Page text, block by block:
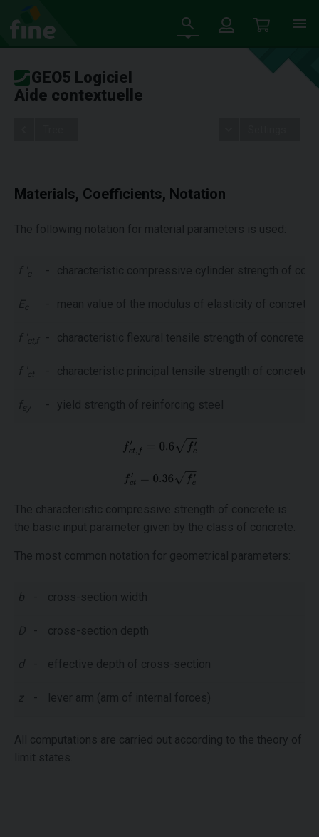
GEO5 Logiciel
Aide contextuelle
Materials, Coefficients, Notation
The following notation for material parameters is used:
f ' - characteristic compressive cylinder strength of
E - mean value of the modulus of elasticity of concrete
f ' ct,f - characteristic flexural tensile strength of concrete
f ' ct - characteristic principal tensile strength of concrete
fsy - yield strength of reinforcing steel
The characteristic compressive strength of concrete is
the basic input parameter given by the class of concrete.
The most common notation for geometrical parameters:
b - cross-section width
D - cross-section depth
d - effective depth of cross-section
z - lever arm (arm of internal forces)
All computations are carried out according to the theory of
limit states.